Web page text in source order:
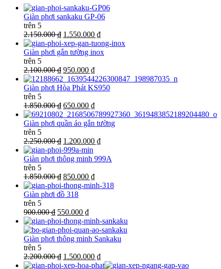
Giàn phơi sankaku GP-06
trên 5
2.150.000 ₫ 1.550.000 ₫
Giàn phơi gắn tường inox
trên 5
2.100.000 ₫ 950.000 ₫
Giàn phơi Hòa Phát KS950
trên 5
1.850.000 ₫ 650.000 ₫
Giàn phơi quần áo gắn tường
trên 5
2.250.000 ₫ 1.200.000 ₫
Giàn phơi thông minh 999A
trên 5
1.850.000 ₫ 850.000 ₫
Giàn phơi đồ 318
trên 5
900.000 ₫ 550.000 ₫
Giàn phơi thông minh Sankaku
trên 5
2.200.000 ₫ 1.500.000 ₫